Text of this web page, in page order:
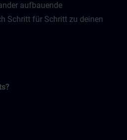
aufbauende
Schritt für Schritt zu deinen